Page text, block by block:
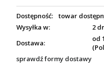
Dostępność:
towar
Wysyłka w:
2
Dostawa:
od
sprawdź formy dostawy